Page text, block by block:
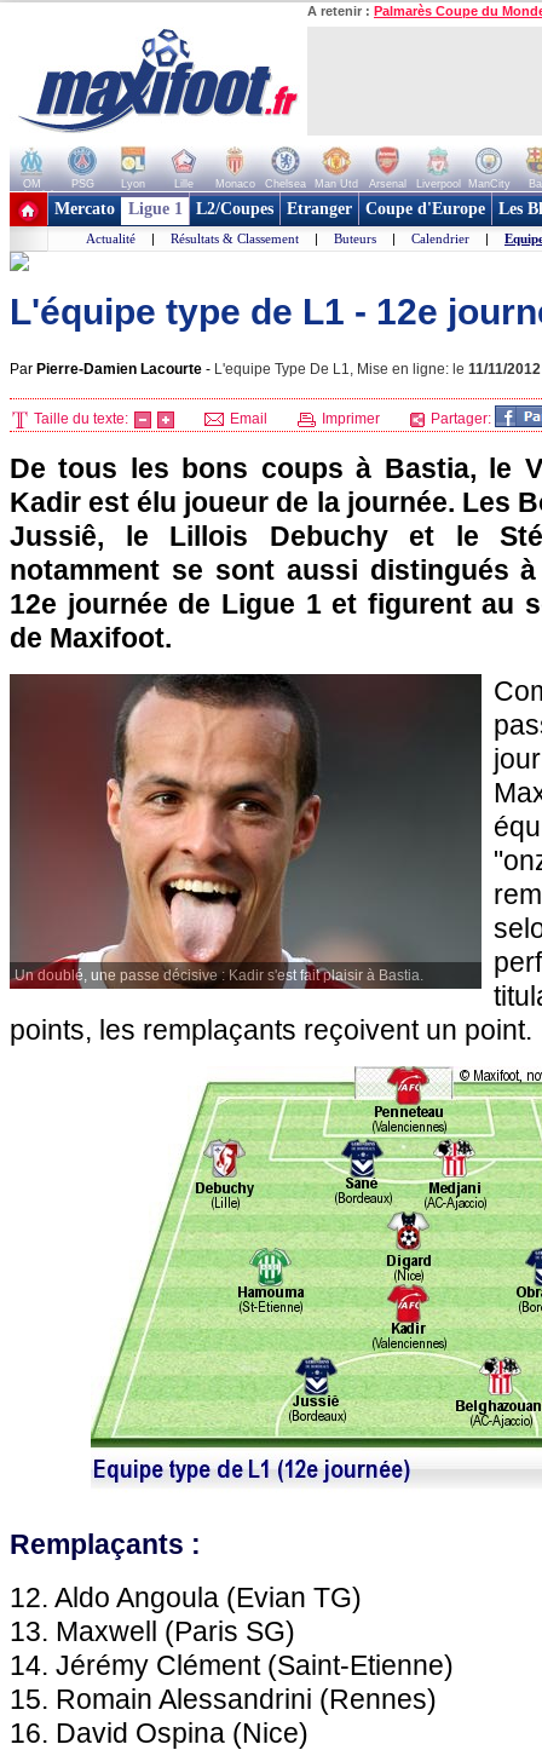
A retenir : Palmarès Coupe du
OM PSG Lyon Lille Monaco Chelsea Man Utd Arsenal Liverpool ManCity
+ de clubs
Mercato Ligue 1 L2/Coupes Etranger Coupe d'Europe Les
Actualité | Résultats & Classement | Buteurs | Calendrier |
L'équipe type de L1 - 12e
Par Pierre-Damien Lacourte - L'equipe Type De L1, Mise en ligne: le 11/11/2012
Taille du texte: Email Imprimer Partager:
De tous les bons coups à Bastia, le
Kadir est élu joueur de la journée. Les
Jussiê, le Lillois Debuchy et le
notamment se sont aussi distingués
12e journée de Ligue 1 et figurent au
de Maxifoot.
Un doublé, une passe décisive : Kadir s'est fait plaisir à Bastia.
points, les remplaçants reçoivent un point.
Remplaçants :
12. Aldo Angoula (Evian TG)
13. Maxwell (Paris SG)
14. Jérémy Clément (Saint-Etienne)
15. Romain Alessandrini (Rennes)
16. David Ospina (Nice)